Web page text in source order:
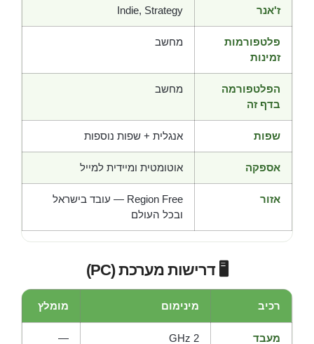
ז'אנר Indie, Strategy
פלטפורמות
זמינות
מחשב
הפלטפורמה
בדף זה
מחשב
שפות אנגלית + שפות נוספות
אספקה אוטומטית ומיידית למייל
אזור
Region Free — עובד בישראל
ובכל העולם
🖥️ דרישות מערכת (PC)
רכיב מינימום מומלץ
מעבד 2 GHz
—